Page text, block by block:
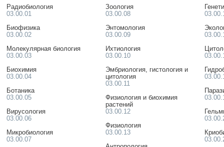
Радиобиология
03.00.01
Биофизика
03.00.02
Молекулярная биология
03.00.03
Биохимия
03.00.04
Ботаника
03.00.05
Вирусология
03.00.06
Микробиология
03.00.07
Зоология
03.00.08
Энтомология
03.00.09
Ихтиология
03.00.10
Эмбриология, гистология и
цитология
03.00.11
Физиология и биохимия
растений
03.00.12
Физиология
03.00.13